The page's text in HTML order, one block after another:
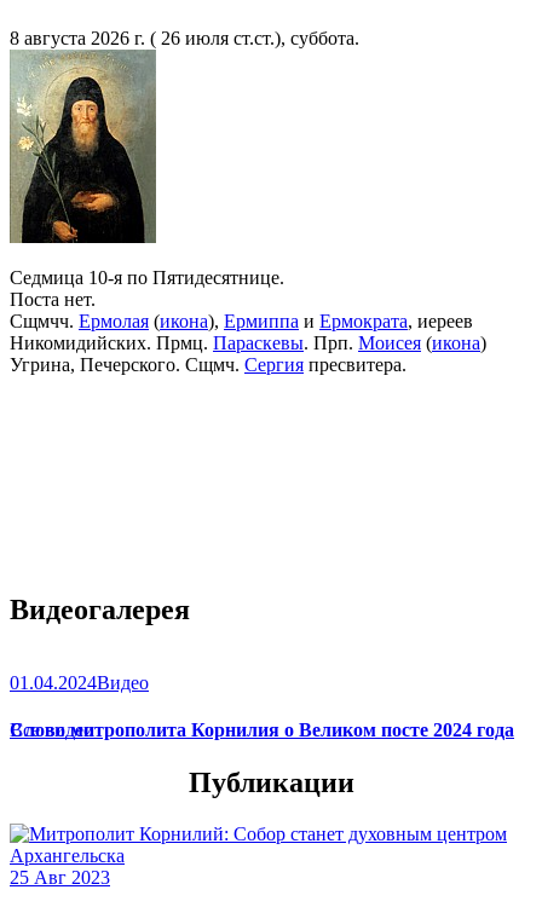
8 августа 2026 г. ( 26 июля ст.ст.), суббота.
Седмица 10-я по Пятидесятнице.
Поста нет.
Сщмчч. Ермолая (икона), Ермиппа и Ермократа, иереев
Никомидийских. Прмц. Параскевы. Прп. Моисея (икона)
Угрина, Печерского. Сщмч. Сергия пресвитера.
Видеогалерея
01.04.2024Видео
Слово митрополита Корнилия о Великом посте 2024 года
Все видео
Публикации
25 Авг 2023